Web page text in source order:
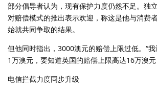
部分倡导者认为，现有保护力度仍然不足。独
对赔偿模式的推出表示欢迎，称这是他与消费
始就共同争取的结果。
但他同时指出，3000澳元的赔偿上限过低。“
1万澳元，要知道英国的赔偿上限高达16万澳元
电信拦截力度同步升级